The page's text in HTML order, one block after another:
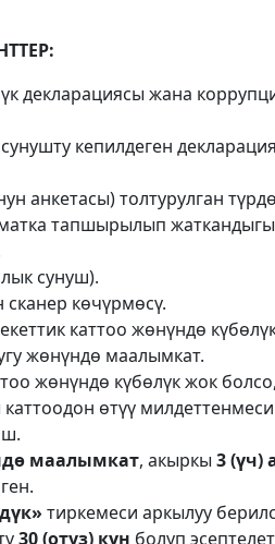
декларациясы жана
кепилдеген
анкетасы) толтурулган
тапшырылып
сунуш).
көчүрмөсү.
каттоо жөнүндө
жөнүндө маалымкат.
жөнүндө күбөлүк жок
өтүү милдеттенмеси
маалымкат, акыркы 3 (үч)
тиркемеси аркылуу
30 (отуз) күн болуп